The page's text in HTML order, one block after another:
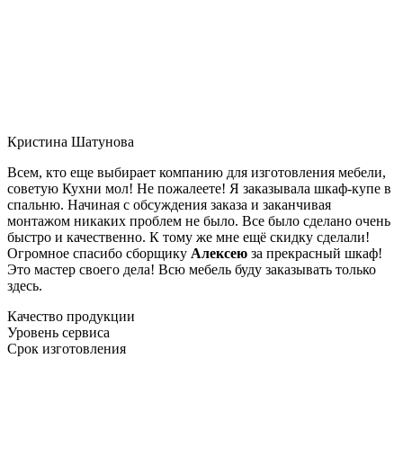
Кристина Шатунова
Всем, кто еще выбирает компанию для изготовления мебели,
советую Кухни мол! Не пожалеете! Я заказывала шкаф-купе в
спальню. Начиная с обсуждения заказа и заканчивая
монтажом никаких проблем не было. Все было сделано очень
быстро и качественно. К тому же мне ещё скидку сделали!
Огромное спасибо сборщику Алексею за прекрасный шкаф!
Это мастер своего дела! Всю мебель буду заказывать только
здесь.
Качество продукции
Уровень сервиса
Срок изготовления